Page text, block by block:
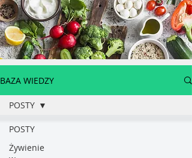
BAZA WIEDZY
POSTY
Żywienie
POSTY